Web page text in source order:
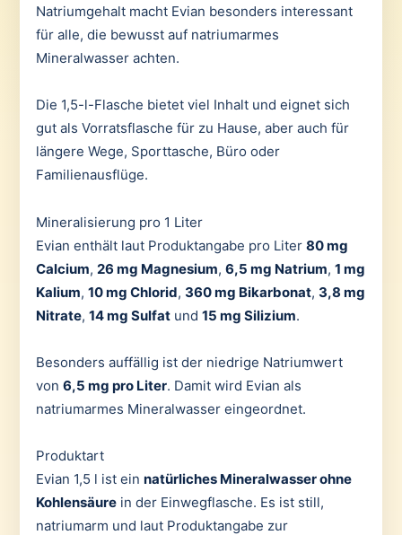
Natriumgehalt macht Evian besonders interessant
für alle, die bewusst auf natriumarmes
Mineralwasser achten.
Die 1,5-l-Flasche bietet viel Inhalt und eignet sich
gut als Vorratsflasche für zu Hause, aber auch für
längere Wege, Sporttasche, Büro oder
Familienausflüge.
Mineralisierung pro 1 Liter
Evian enthält laut Produktangabe pro Liter 80 mg
Calcium, 26 mg Magnesium, 6,5 mg Natrium, 1 mg
Kalium, 10 mg Chlorid, 360 mg Bikarbonat, 3,8 mg
Nitrate, 14 mg Sulfatund 15 mg Silizium.
Besonders auffällig ist der niedrige Natriumwert
von 6,5 mg pro Liter. Damit wird Evian als
natriumarmes Mineralwasser eingeordnet.
Produktart
Evian 1,5 l ist ein natürliches Mineralwasser ohne
Kohlensäurein der Einwegflasche. Es ist still,
natriumarm und laut Produktangabe zur